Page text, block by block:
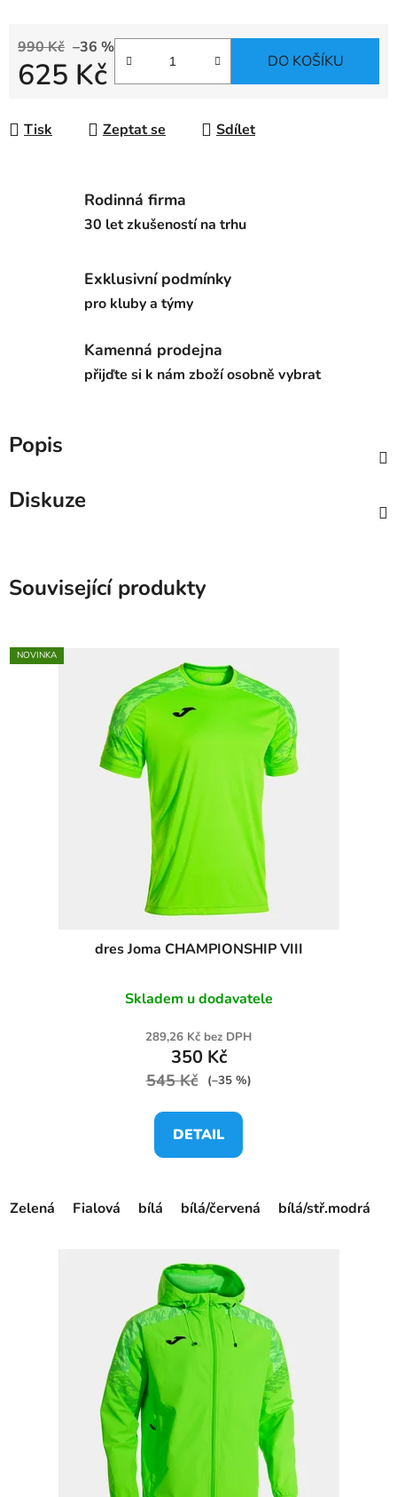
990 Kč –36 %
625 Kč DO KOŠÍKU
Tisk Zeptat se Sdílet
Rodinná firma
30 let zkušeností na trhu
Exklusivní podmínky
pro kluby a týmy
Kamenná prodejna
přijďte si k nám zboží osobně vybrat
Popis
Diskuze
Související produkty
NOVINKA
dres Joma CHAMPIONSHIP VIII
Skladem u dodavatele
289,26 Kč bez DPH
350 Kč
545 Kč (–35 %)
DETAIL
Zelená Fialová bílá bílá/červená bílá/stř.modrá